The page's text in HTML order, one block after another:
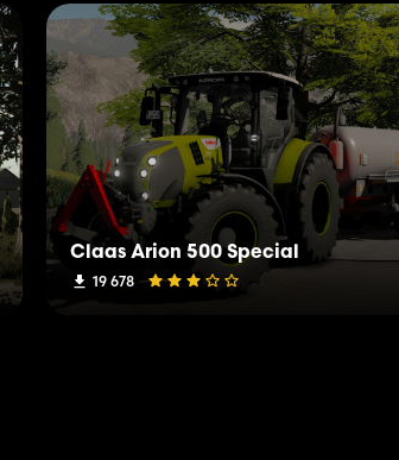
Claas Arion 500 Special
19 678